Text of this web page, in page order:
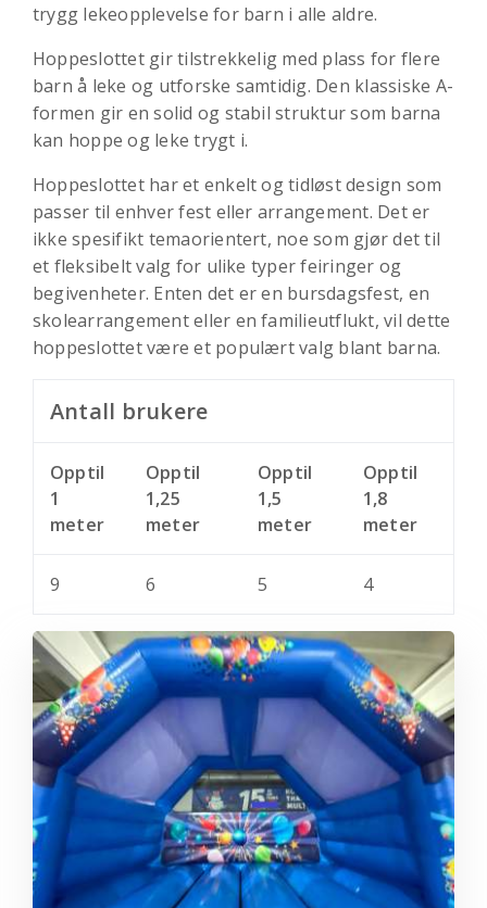
trygg lekeopplevelse for barn i alle aldre.
Hoppeslottet gir tilstrekkelig med plass for flere
barn å leke og utforske samtidig. Den klassiske A-
formen gir en solid og stabil struktur som barna
kan hoppe og leke trygt i.
Hoppeslottet har et enkelt og tidløst design som
passer til enhver fest eller arrangement. Det er
ikke spesifikt temaorientert, noe som gjør det til
et fleksibelt valg for ulike typer feiringer og
begivenheter. Enten det er en bursdagsfest, en
skolearrangement eller en familieutflukt, vil dette
hoppeslottet være et populært valg blant barna.
Antall brukere
Opptil
1
meter
Opptil
1,25
meter
Opptil
1,5
meter
Opptil
1,8
meter
9 6 5 4